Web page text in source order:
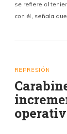
se refiere al
con él, señala
REPRESIÓN